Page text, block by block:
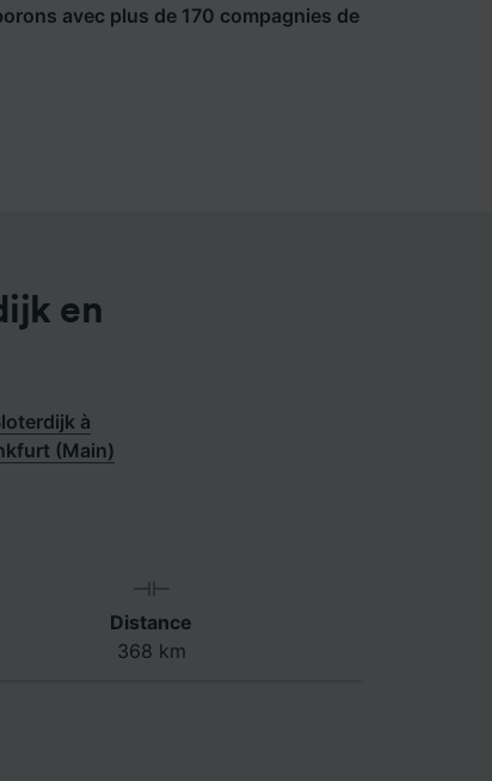
avec plus de 170 compagnies de
en
à
(Main)
Distance
368 km